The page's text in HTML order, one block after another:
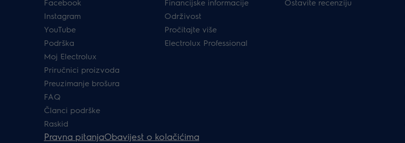
Facebook
Instagram
YouTube
Podrška
Moj Electrolux
Priručnici proizvoda
Preuzimanje brošura
FAQ
Članci podrške
Raskid
Financijske informacije
Održivost
Pročitajte više
Electrolux Professional
Ostavite recenziju
Pravna pitanjaObavijest o kolačićima